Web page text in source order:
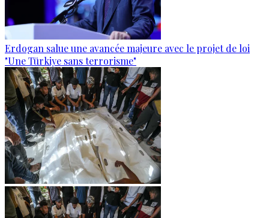
Erdogan salue une avancée majeure avec le projet de loi
"Une Türkiye sans terrorisme"